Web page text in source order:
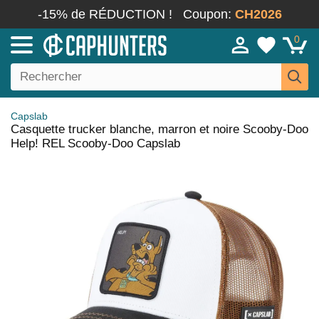
-15% de RÉDUCTION ! Coupon: CH2026
0
Capslab
Casquette trucker blanche, marron et noire Scooby-Doo
Help! REL Scooby-Doo Capslab